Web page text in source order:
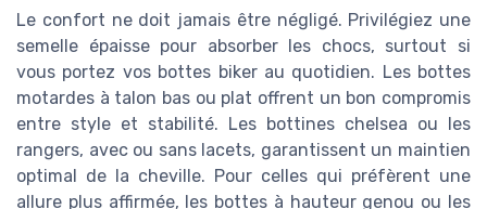
Le confort ne doit jamais être négligé. Privilégiez une
semelle épaisse pour absorber les chocs, surtout si
vous portez vos bottes biker au quotidien. Les bottes
motardes à talon bas ou plat offrent un bon compromis
entre style et stabilité. Les bottines chelsea ou les
rangers, avec ou sans lacets, garantissent un maintien
optimal de la cheville. Pour celles qui préfèrent une
allure plus affirmée, les bottes à hauteur genou ou les